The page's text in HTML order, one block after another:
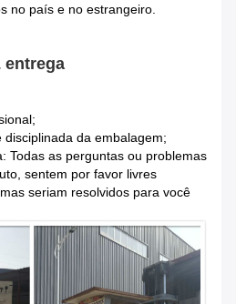
no país e no estrangeiro.
entrega
da embalagem;
Todas as perguntas ou problemas
sentem por favor livres
seriam resolvidos para você